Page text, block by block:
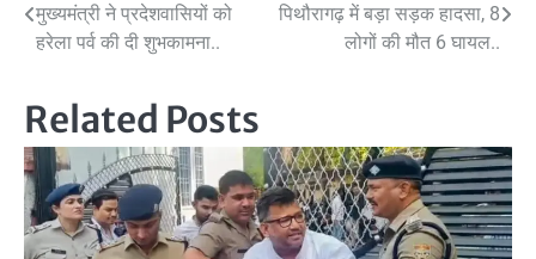
Post
navigation
मुख्यमंत्री ने प्रदेशवासियों को
हरेला पर्व की दी शुभकामना..
पिथौरागढ़ में बड़ा सड़क हादसा, 8
लोगों की मौत 6 घायल..
Related Posts